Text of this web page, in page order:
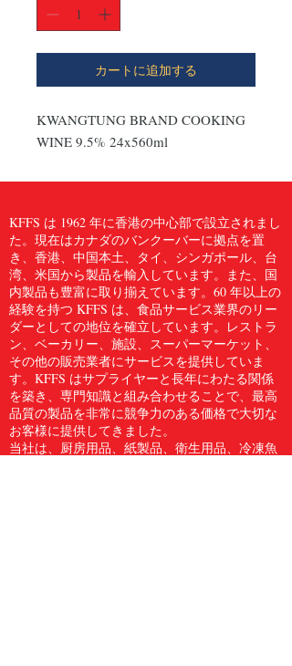
カートに追加する
KWANGTUNG BRAND COOKING
WINE 9.5% 24x560ml
KFFS は 1962 年に香港の中心部で設立されまし
た。現在はカナダのバンクーバーに拠点を置
き、香港、中国本土、タイ、シンガポール、台
湾、米国から製品を輸入しています。また、国
内製品も豊富に取り揃えています。60 年以上の
経験を持つ KFFS は、食品サービス業界のリー
ダーとしての地位を確立しています。レストラ
ン、ベーカリー、施設、スーパーマーケット、
その他の販売業者にサービスを提供していま
す。KFFS はサプライヤーと長年にわたる関係
を築き、専門知識と組み合わせることで、最高
品質の製品を非常に競争力のある価格で大切な
お客様に提供してきました。
当社は、厨房用品、紙製品、衛生用品、冷凍魚